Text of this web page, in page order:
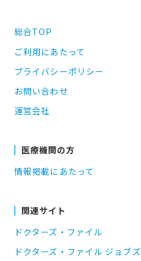
総合TOP
ご利用にあたって
プライバシーポリシー
お問い合わせ
運営会社
医療機関の方
情報掲載にあたって
関連サイト
ドクターズ・ファイル
ドクターズ・ファイル ジョブズ